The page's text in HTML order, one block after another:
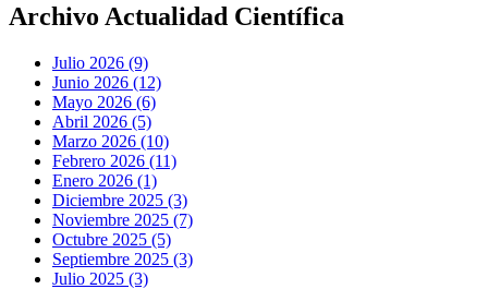
Archivo Actualidad Científica
Julio 2026 (9)
Junio 2026 (12)
Mayo 2026 (6)
Abril 2026 (5)
Marzo 2026 (10)
Febrero 2026 (11)
Enero 2026 (1)
Diciembre 2025 (3)
Noviembre 2025 (7)
Octubre 2025 (5)
Septiembre 2025 (3)
Julio 2025 (3)